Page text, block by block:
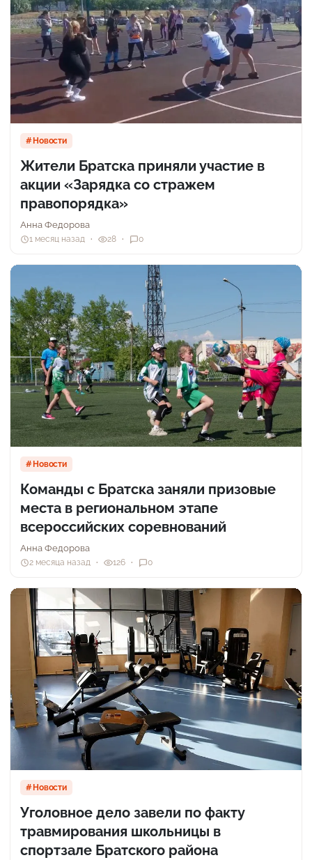
Новости
Жители Братска приняли участие в
акции «Зарядка со стражем
правопорядка»
Анна Федорова
1 месяц назад 28 0
Новости
Команды с Братска заняли призовые
места в региональном этапе
всероссийских соревнований
Анна Федорова
2 месяца назад 126 0
Новости
Уголовное дело завели по факту
травмирования школьницы в
спортзале Братского района